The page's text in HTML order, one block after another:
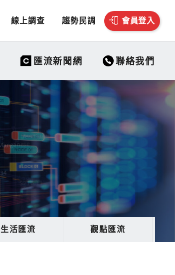
線上調查 趨勢民調 會員登入
匯流新聞網 聯絡我們
生活匯流 觀點匯流